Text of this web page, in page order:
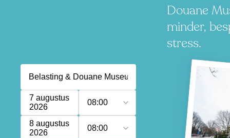
Douane
minder,
stress.
7 augustus
2026
08:00
8 augustus
2026
08:00